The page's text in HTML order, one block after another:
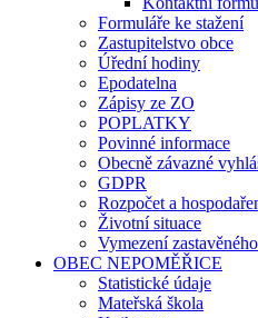
Formuláře ke stažení
Zastupitelstvo obce
Úřední hodiny
Epodatelna
Zápisy ze ZO
POPLATKY
Povinné informace
Obecně závazné
GDPR
Rozpočet a
Životní situace
Vymezení
OBEC NEPOMĚŘICE
Statistické údaje
Mateřská škola